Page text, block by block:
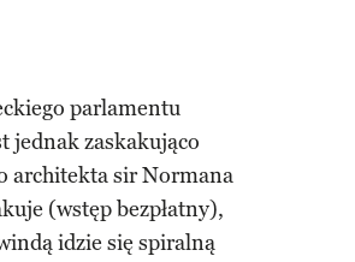
parlamentu
jednak zaskakująco
architekta sir Normana
(wstęp bezpłatny),
idzie się spiralną